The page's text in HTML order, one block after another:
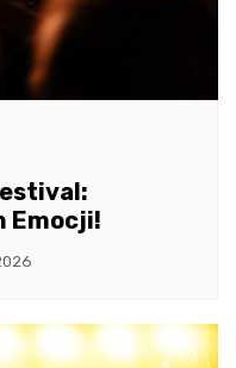
Emocji!